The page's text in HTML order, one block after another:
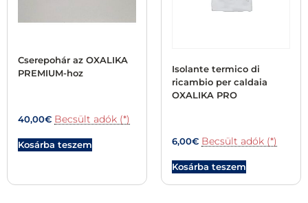
Cserepohár az OXALIKA
PREMIUM-hoz
40,00€ Becsült adók (*)
Kosárba teszem
Isolante termico di
ricambio per caldaia
OXALIKA PRO
6,00€ Becsült adók (*)
Kosárba teszem